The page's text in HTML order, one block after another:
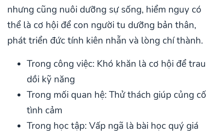
nhưng cũng nuôi dưỡng sự sống, hiểm nguy có
thể là cơ hội để con người tu dưỡng bản thân,
phát triển đức tính kiên nhẫn và lòng chí thành.
Trong công việc: Khó khăn là cơ hội để trau
dồi kỹ năng
Trong mối quan hệ: Thử thách giúp củng cố
tình cảm
Trong học tập: Vấp ngã là bài học quý giá